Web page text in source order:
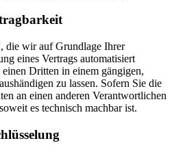
die wir auf Grundlage Ihrer
eines Vertrags automatisiert
Dritten in einem gängigen,
zu lassen. Sofern Sie die
an einen anderen Verantwortlichen
es technisch machbar ist.